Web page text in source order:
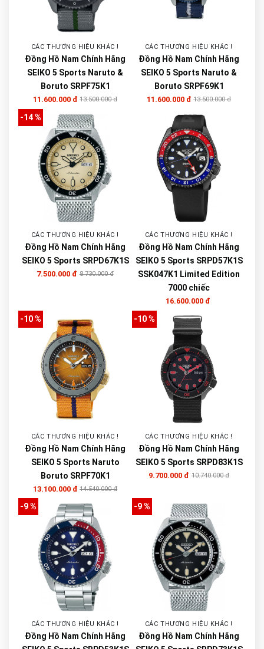
CÁC THƯƠNG HIỆU KHÁC !
Đồng Hồ Nam Chính Hãng
SEIKO 5 Sports Naruto &
Boruto SRPF75K1
11.600.000 đ 13.500.000 đ
CÁC THƯƠNG HIỆU KHÁC !
Đồng Hồ Nam Chính Hãng
SEIKO 5 Sports Naruto &
Boruto SRPF69K1
11.600.000 đ 13.500.000 đ
-14 %
CÁC THƯƠNG HIỆU KHÁC !
Đồng Hồ Nam Chính Hãng
SEIKO 5 Sports SRPD67K1S
7.500.000 đ 8.730.000 đ
CÁC THƯƠNG HIỆU KHÁC !
Đồng Hồ Nam Chính Hãng
SEIKO 5 Sports SRPD57K1S
SSK047K1 Limited Edition
7000 chiếc
16.600.000 đ
-10 %
CÁC THƯƠNG HIỆU KHÁC !
Đồng Hồ Nam Chính Hãng
SEIKO 5 Sports Naruto
Boruto SRPF70K1
13.100.000 đ 14.540.000 đ
-10 %
CÁC THƯƠNG HIỆU KHÁC !
Đồng Hồ Nam Chính Hãng
SEIKO 5 Sports SRPD83K1S
9.700.000 đ 10.740.000 đ
-9 %
CÁC THƯƠNG HIỆU KHÁC !
Đồng Hồ Nam Chính Hãng
-9 %
CÁC THƯƠNG HIỆU KHÁC !
Đồng Hồ Nam Chính Hãng